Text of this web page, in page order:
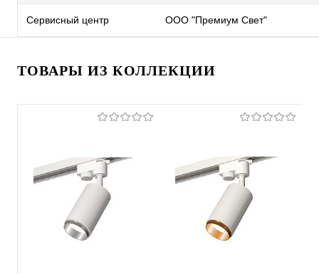
Сервисный центр ООО "Премиум Свет"
ТОВАРЫ ИЗ КОЛЛЕКЦИИ